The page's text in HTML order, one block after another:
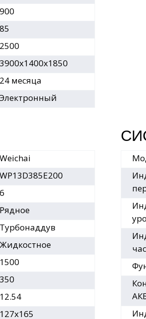
900
85
2500
3900х1400х1850
24 месяца
Электронный
Weichai
WP13D385E200
6
Рядное
Турбонаддув
Жидкостное
1500
350
12.54
127х165